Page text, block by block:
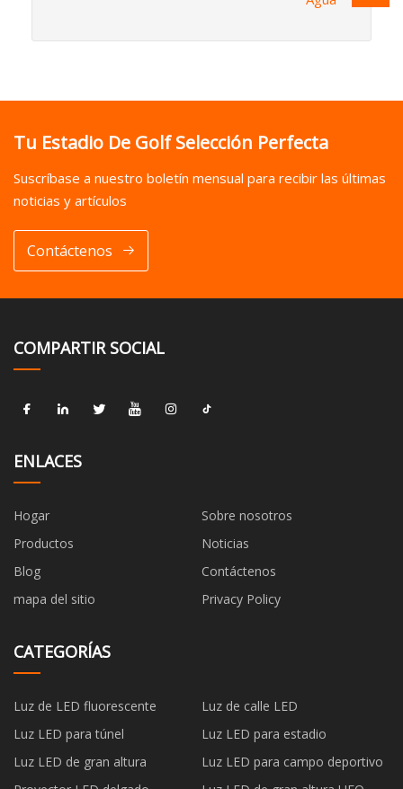
Tu Estadio De Golf Selección Perfecta
Suscríbase a nuestro boletín mensual para recibir las últimas
noticias y artículos
Contáctenos
COMPARTIR SOCIAL
ENLACES
Hogar
Sobre nosotros
Productos
Noticias
Blog
Contáctenos
mapa del sitio
Privacy Policy
CATEGORÍAS
Luz de LED fluorescente
Luz de calle LED
Luz LED para túnel
Luz LED para estadio
Luz LED de gran altura
Luz LED para campo deportivo